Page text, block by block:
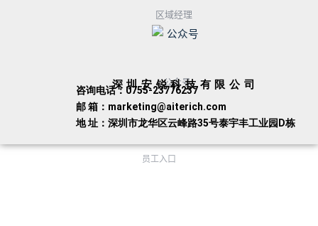
区域经理
公众号
深圳安锐科技有限公司
咨询电话：0755-23776237
邮 箱：marketing@aiterich.com
地 址：深圳市龙华区云峰路35号泰宇丰工业园D栋
员工入口